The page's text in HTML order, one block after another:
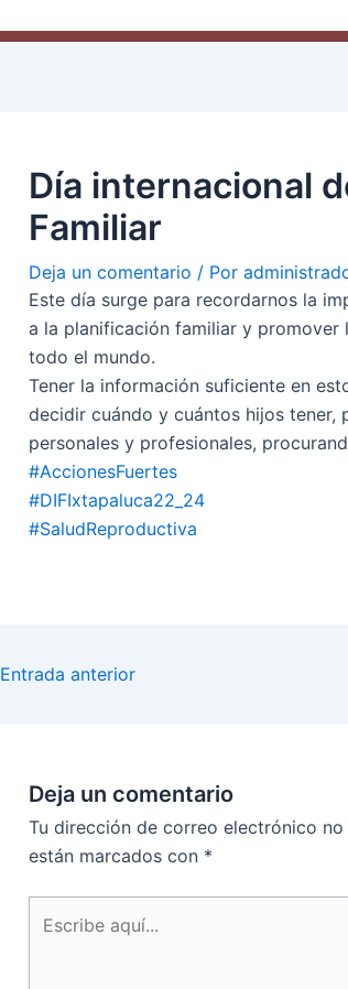
Día internacional
Familiar
Deja un comentario / Por
Este día surge para recordarnos la
a la planificación familiar y promover
todo el mundo.
Tener la información suficiente en
decidir cuándo y cuántos hijos tener,
personales y profesionales,
#AccionesFuertes
#DIFIxtapaluca22_24
#SaludReproductiva
Entrada anterior
Deja un comentario
Tu dirección de correo electrónico no
están marcados con *
aquí...